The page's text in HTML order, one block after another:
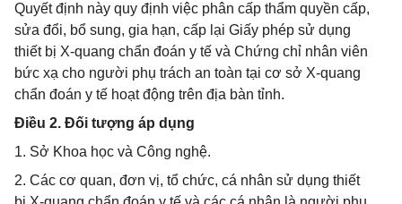
Quyết định này quy định việc phân cấp thẩm quyền cấp,
sửa đổi, bổ sung, gia hạn, cấp lại Giấy phép sử dụng
thiết bị X-quang chẩn đoán y tế và Chứng chỉ nhân viên
bức xạ cho người phụ trách an toàn tại cơ sở X-quang
chẩn đoán y tế hoạt động trên địa bàn tỉnh.
Điều 2. Đối tượng áp dụng
1. Sở Khoa học và Công nghệ.
2. Các cơ quan, đơn vị, tổ chức, cá nhân sử dụng thiết